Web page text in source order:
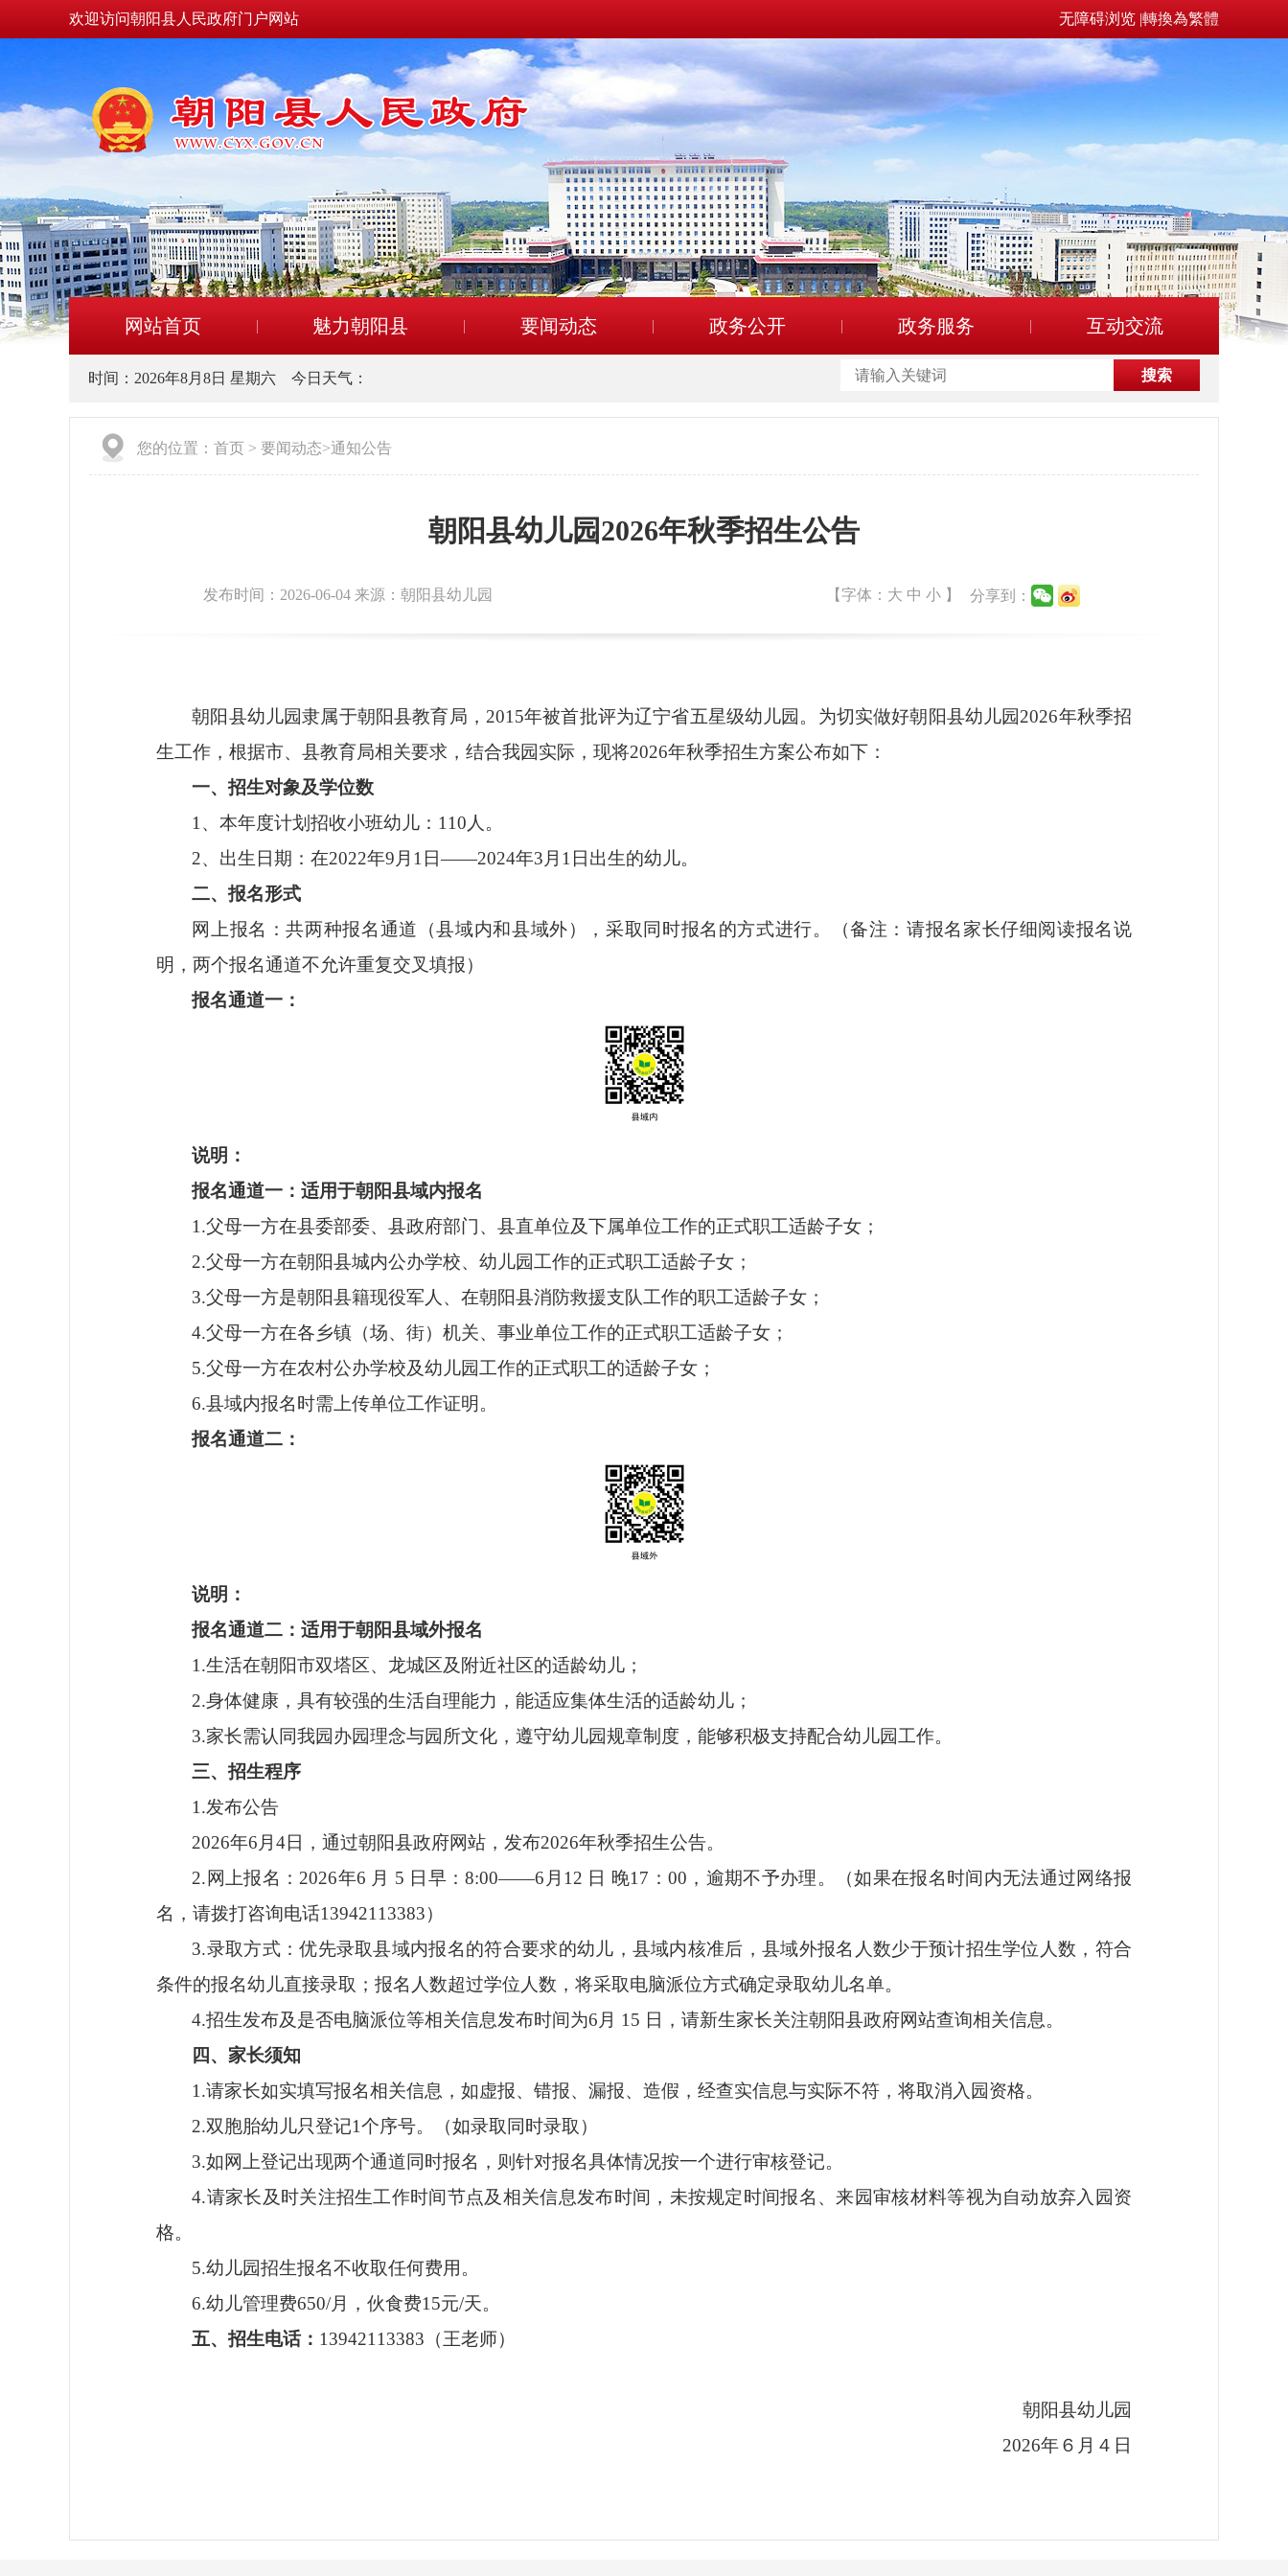
欢迎访问朝阳县人民政府门户网站 无障碍浏览 |轉換為繁體
网站首页 魅力朝阳县 要闻动态 政务公开 政务服务 互动交流
时间： 2026年8月8日 星期六 今日天气：
您的位置： 首页 > 要闻动态>通知公告
朝阳县幼儿园2026年秋季招生公告
发布时间：2026-06-04 来源：朝阳县幼儿园 【字体： 大 中 小 】 分享到：
朝阳县幼儿园隶属于朝阳县教育局， 2015年被首批评为辽宁省五星级幼儿园。 为切实做好朝阳县幼儿园2026年秋季招
生工作，根据市、县教育局相关要求，结合我园实际， 现将2026年秋季招生方案公布如下：
一、招生对象及学位数
1、本年度计划招收小班幼儿： 110 人。
2、出生日期：在2022年9 月 1日——2024年3 月 1日 出生的幼儿。
二、报名形式
网上报名：共两种报名通道（县域内和县域外），采取同时报名的方式进行。（备注：请报名家长仔细阅读报名说
明，两个报名通道不允许重复交叉填报）
报名通道一：
说明：
报名通道一：适用于朝阳县域内报名
1.父母一方在县委部委、县政府部门、县直单位及下属单位工作的正式职工适龄子女；
2.父母一方在朝阳县城内公办学校、幼儿园工作的正式职工适龄子女；
3.父母一方是朝阳县籍现役军人、在朝阳县消防救援支队工作的职工适龄子女；
4.父母一方在各乡镇（场、街）机关、事业单位工作的正式职工适龄子女；
5.父母一方在农村公办学校及幼儿园工作的正式职工的适龄子女 ；
6.县域内报名时需上传单位工作证明。
报名通道二：
说明：
报名通道二：适用于朝阳县域外报名
1.生活在朝阳市双塔区、龙城区及附近社区的适龄幼儿；
2.身体健康，具有较强的生活自理能力，能适应集体生活的适龄幼儿；
3.家长需认同我园办园理念与园所文化，遵守幼儿园规章制度，能够积极支持配合幼儿园工作。
三、招生程序
1.发布公告
2026年6月4日 ，通过朝阳县政府网站，发布2026年秋季招生公告。
2. 网上报名： 2026年6 月 5 日早：8:00——6月12 日 晚17：00，逾期不予办理 。
（如果在报名时间内无法通过网络报
名，请拨打咨询电话13942113383）
3.录取方式：优先录取县域内报名的符合要求的幼儿，县域内核准后，县域外报名人数少于预计招生学位人数，符合
条件的报名幼儿直接录取；报名人数超过学位人数，将采取电脑派位方式确定录取幼儿名单。
4.招生发布及是否电脑派位等相关信息发布时间为6 月 15 日，请新生家长关注朝阳县政府网站查询相关信息。
四、家长须知
1.请家长如实填写报名相关信息，如虚报、错报、漏报、造假，经查实信息与实际不符，将取消入园资格。
2.双胞胎幼儿只登记1个序号。（如录取同时录取）
3.如网上登记出现两个通道同时报名，则针对报名具体情况按一个进行审核登记。
4.请家长及时关注招生工作时间节点及相关信息发布时间 ，未按规定时间报名、来园审核材料等视为自动放弃入园资
格。
5.幼儿园招生报名不收取任何费用。
6.幼儿管理费650/月，伙食费15元/天。
五、招生电话： 13942113383 （王老师）
朝阳县幼儿园
2026年６月４日